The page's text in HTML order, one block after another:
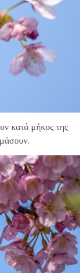
κατά μήκος της